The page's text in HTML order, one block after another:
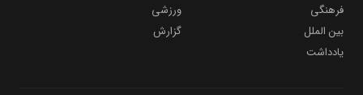
فرهنگی
ورزشی
بین الملل
گزارش
یادداشت